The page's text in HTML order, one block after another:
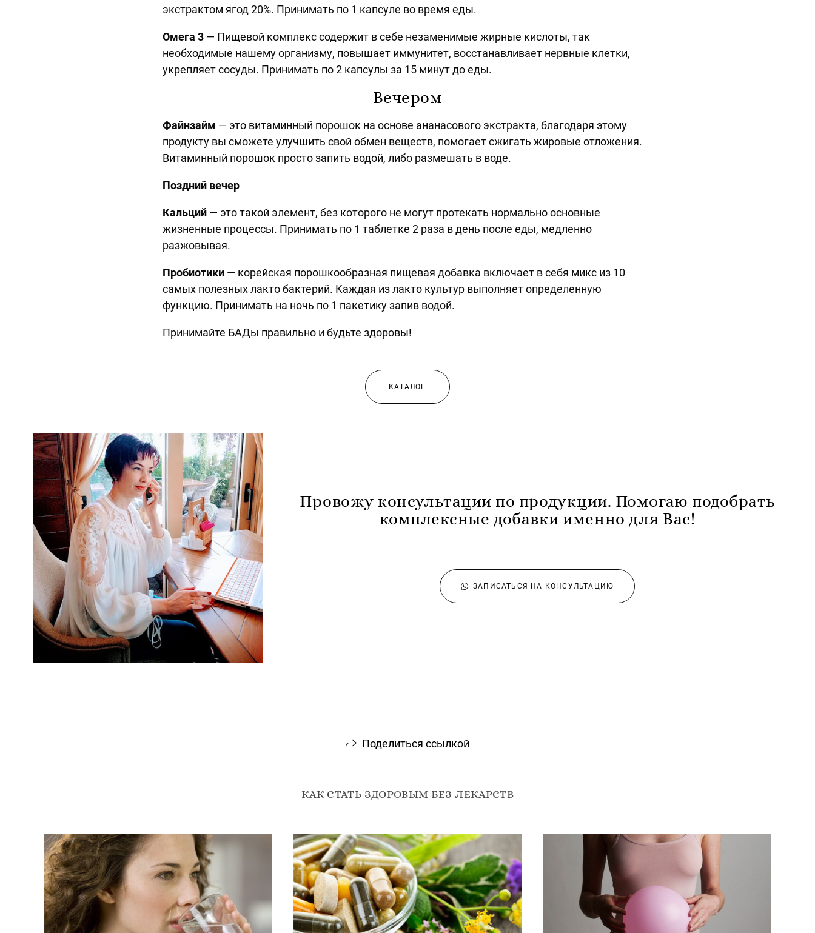
экстрактом ягод 20%. Принимать по 1 капсуле во время еды.
Омега 3 — Пищевой комплекс содержит в себе незаменимые жирные кислоты, так
необходимые нашему организму, повышает иммунитет, восстанавливает нервные клетки,
укрепляет сосуды. Принимать по 2 капсулы за 15 минут до еды.
Вечером
Файнзайм — это витаминный порошок на основе ананасового экстракта, благодаря этому
продукту вы сможете улучшить свой обмен веществ, помогает сжигать жировые отложения.
Витаминный порошок просто запить водой, либо размешать в воде.
Поздний вечер
Кальций — это такой элемент, без которого не могут протекать нормально основные
жизненные процессы. Принимать по 1 таблетке 2 раза в день после еды, медленно
разжовывая.
Пробиотики — корейская порошкообразная пищевая добавка включает в себя микс из 10
самых полезных лакто бактерий. Каждая из лакто культур выполняет определенную
функцию. Принимать на ночь по 1 пакетику запив водой.
Принимайте БАДы правильно и будьте здоровы!
КАТАЛОГ
Провожу консультации по продукции. Помогаю подобрать
комплексные добавки именно для Вас!
ЗАПИСАТЬСЯ НА КОНСУЛЬТАЦИЮ
Поделиться ссылкой
КАК СТАТЬ ЗДОРОВЫМ БЕЗ ЛЕКАРСТВ